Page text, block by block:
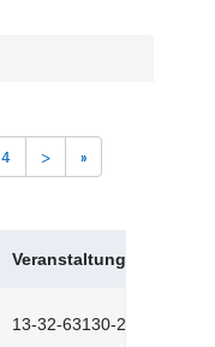
4 > »
Veranstaltungskürzel
13-32-63130-2601